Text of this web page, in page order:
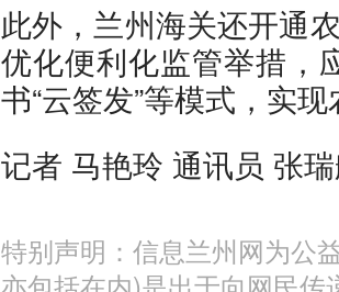
此外，兰州海关还开通
优化便利化监管举措，
书“云签发”等模式，实
记者 马艳玲 通讯员 张
特别声明：信息兰州网为公